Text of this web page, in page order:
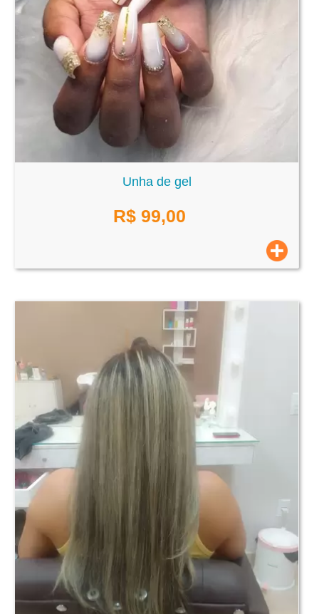
Unha de gel
R$ 99,00